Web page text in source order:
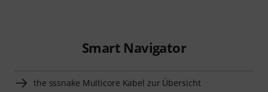
Smart Navigator
the sssnake Multicore Kabel zur Übersicht